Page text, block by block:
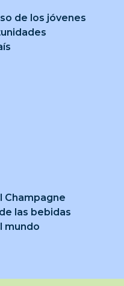
de los jóvenes
Champagne
las bebidas
mundo